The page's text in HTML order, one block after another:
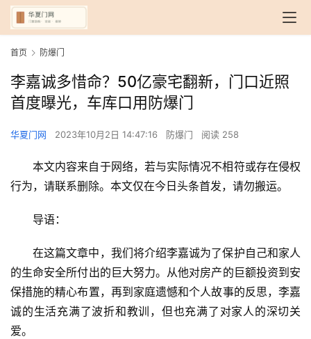
首页 防爆门
李嘉诚多惜命？50亿豪宅翻新，门口近照
首度曝光，车库口用防爆门
华夏门网 2023年10月2日 14:47:16 防爆门 阅读 258
本文内容来自于网络，若与实际情况不相符或存在侵权
行为，请联系删除。本文仅在今日头条首发，请勿搬运。
导语：
在这篇文章中，我们将介绍李嘉诚为了保护自己和家人
的生命安全所付出的巨大努力。从他对房产的巨额投资到安
保措施的精心布置，再到家庭遗憾和个人故事的反思，李嘉
诚的生活充满了波折和教训，但也充满了对家人的深切关
爱。